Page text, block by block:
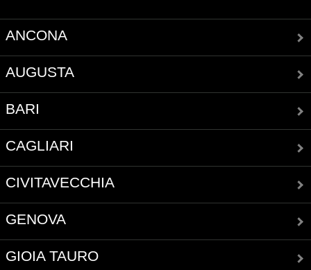
ANCONA
AUGUSTA
BARI
CAGLIARI
CIVITAVECCHIA
GENOVA
GIOIA TAURO